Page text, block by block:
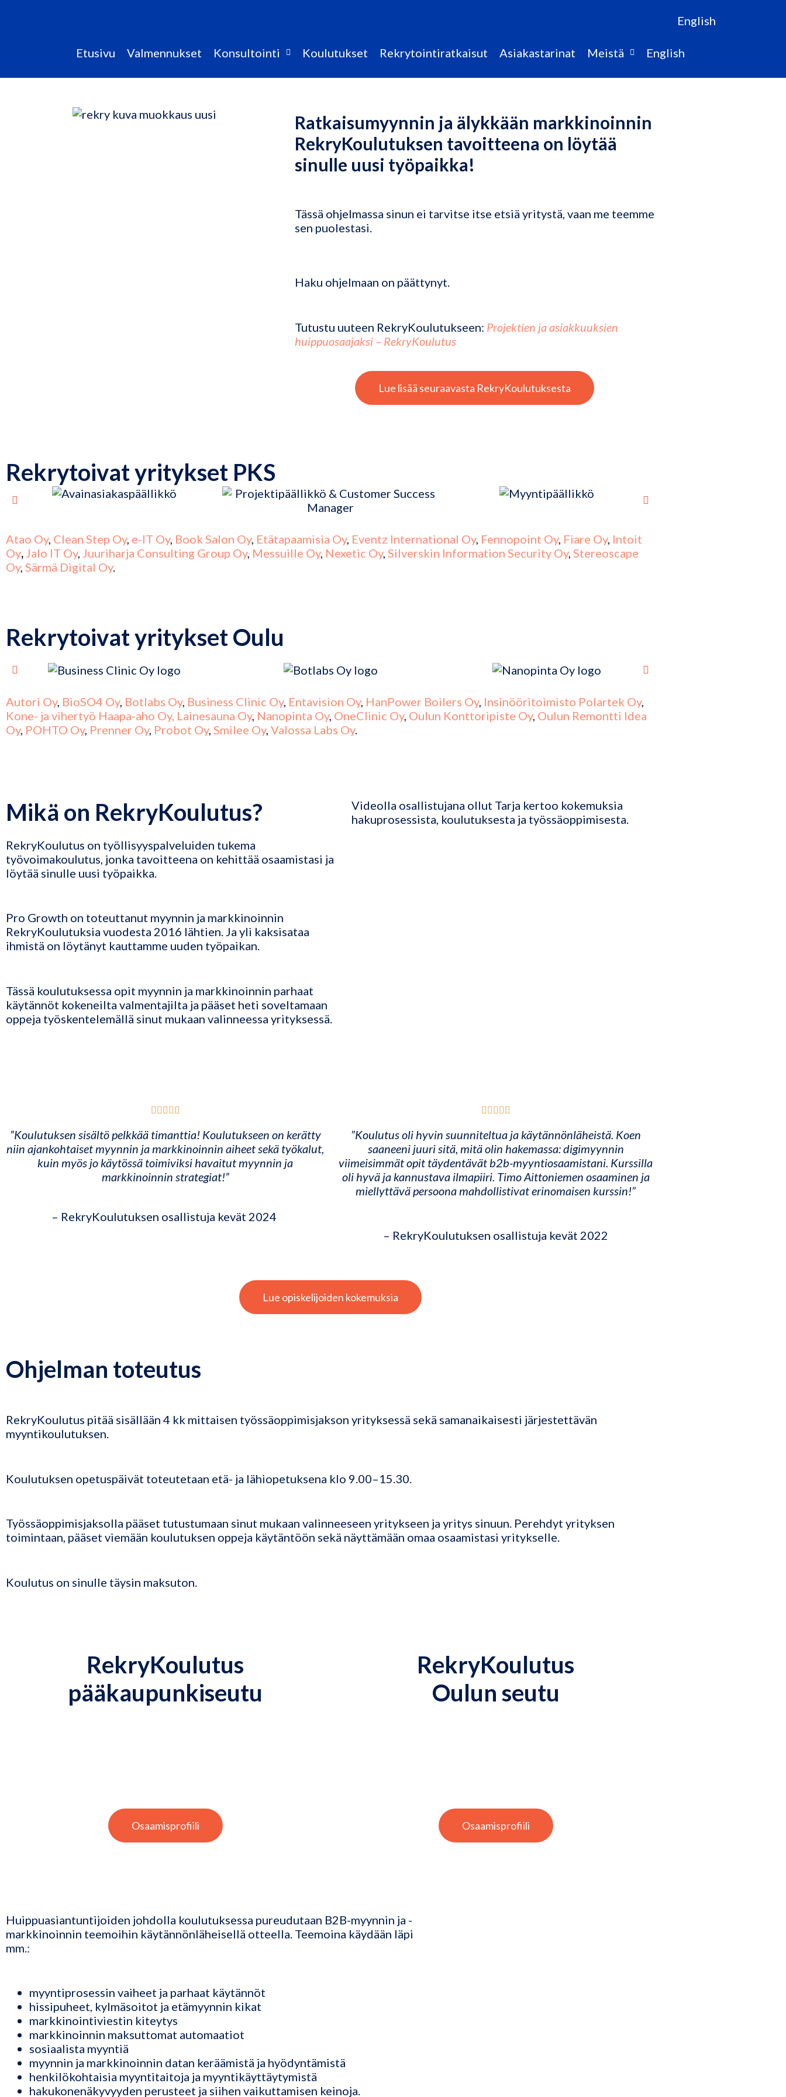
English
Etusivu Valmennukset Konsultointi Koulutukset Rekrytointiratkaisut Asiakastarinat Meistä English
Ratkaisumyynnin ja älykkään markkinoinnin
RekryKoulutuksen tavoitteena on löytää
sinulle uusi työpaikka!
Tässä ohjelmassa sinun ei tarvitse itse etsiä yritystä, vaan me teemme
sen puolestasi.
Haku ohjelmaan on päättynyt.
Tutustu uuteen RekryKoulutukseen: Projektien ja asiakkuuksien
huippuosaajaksi – RekryKoulutus
Lue lisää seuraavasta RekryKoulutuksesta
Rekrytoivat yritykset PKS
Atao Oy, Clean Step Oy, e-IT Oy, Book Salon Oy, Etätapaamisia Oy, Eventz International Oy, Fennopoint Oy, Fiare Oy, Intoit
Oy, Jalo IT Oy, Juuriharja Consulting Group Oy, Messuille Oy, Nexetic Oy, Silverskin Information Security Oy, Stereoscape
Oy, Särmä Digital Oy.
Rekrytoivat yritykset Oulu
Autori Oy, BioSO4 Oy, Botlabs Oy, Business Clinic Oy, Entavision Oy, HanPower Boilers Oy, Insinööritoimisto Polartek Oy,
Kone- ja vihertyö Haapa-aho Oy, Lainesauna Oy, Nanopinta Oy, OneClinic Oy, Oulun Konttoripiste Oy, Oulun Remontti Idea
Oy, POHTO Oy, Prenner Oy, Probot Oy, Smilee Oy, Valossa Labs Oy.
Mikä on RekryKoulutus?
RekryKoulutus on työllisyyspalveluiden tukema
työvoimakoulutus, jonka tavoitteena on kehittää osaamistasi ja
löytää sinulle uusi työpaikka.
Pro Growth on toteuttanut myynnin ja markkinoinnin
RekryKoulutuksia vuodesta 2016 lähtien. Ja yli kaksisataa
ihmistä on löytänyt kauttamme uuden työpaikan.
Tässä koulutuksessa opit myynnin ja markkinoinnin parhaat
käytännöt kokeneilta valmentajilta ja pääset heti soveltamaan
oppeja työskentelemällä sinut mukaan valinneessa yrityksessä.
Videolla osallistujana ollut Tarja kertoo kokemuksia
hakuprosessista, koulutuksesta ja työssäoppimisesta.
”Koulutuksen sisältö pelkkää timanttia! Koulutukseen on kerätty
niin ajankohtaiset myynnin ja markkinoinnin aiheet sekä työkalut,
kuin myös jo käytössä toimiviksi havaitut myynnin ja
markkinoinnin strategiat!”
– RekryKoulutuksen osallistuja kevät 2024
”Koulutus oli hyvin suunniteltua ja käytännönläheistä. Koen
saaneeni juuri sitä, mitä olin hakemassa: digimyynnin
viimeisimmät opit täydentävät b2b-myyntiosaamistani. Kurssilla
oli hyvä ja kannustava ilmapiiri. Timo Aittoniemen osaaminen ja
miellyttävä persoona mahdollistivat erinomaisen kurssin!”
– RekryKoulutuksen osallistuja kevät 2022
Lue opiskelijoiden kokemuksia
Ohjelman toteutus
RekryKoulutus pitää sisällään 4 kk mittaisen työssäoppimisjakson yrityksessä sekä samanaikaisesti järjestettävän
myyntikoulutuksen.
Koulutuksen opetuspäivät toteutetaan etä- ja lähiopetuksena klo 9.00–15.30.
Työssäoppimisjaksolla pääset tutustumaan sinut mukaan valinneeseen yritykseen ja yritys sinuun. Perehdyt yrityksen
toimintaan, pääset viemään koulutuksen oppeja käytäntöön sekä näyttämään omaa osaamistasi yritykselle.
Koulutus on sinulle täysin maksuton.
RekryKoulutus
pääkaupunkiseutu
Osaamisprofiili
RekryKoulutus
Oulun seutu
Osaamisprofiili
Huippuasiantuntijoiden johdolla koulutuksessa pureudutaan B2B-myynnin ja -
markkinoinnin teemoihin käytännönläheisellä otteella. Teemoina käydään läpi
mm.:
myyntiprosessin vaiheet ja parhaat käytännöt
hissipuheet, kylmäsoitot ja etämyynnin kikat
markkinointiviestin kiteytys
markkinoinnin maksuttomat automaatiot
sosiaalista myyntiä
myynnin ja markkinoinnin datan keräämistä ja hyödyntämistä
henkilökohtaisia myyntitaitoja ja myyntikäyttäytymistä
hakukonenäkyvyyden perusteet ja siihen vaikuttamisen keinoja.